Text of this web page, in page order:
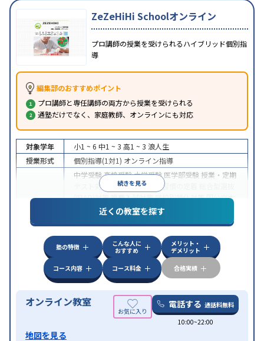
ZeZeHiHi Schoolオンライン
プロ講師の授業を受けられるハイブリッド個別指
導
編集部のおすすめポイント
プロ講師と専任講師の両方から授業を受けられる
通塾だけでなく、家庭教師、オンラインにも対応
続きを見る
対象学年 小1 ~ 6 中1 ~ 3 高1 ~ 3 浪人生
授業形式
個別指導(1対1) オンライン指導
中学受験高校受験大学受験 医学部受験 授業・定期
テスト対策
内申点対策 学習習慣の定着
(旧AO)対策推薦入試対策学校別特化対策国公立大
私大対策共通テスト対策
英語・英会話特化
特徴
中高一貫校生に対応授業の振替可能 不登校生に対
オンライン対応 1科目から受講可能季節講習の
みの受講可
自習室あり
近くの教室を探す
塾の特徴
こんな人に
おすすめ
メリット・
デメリット
コース内容
コース料金 合格実績
オンライン教室 電話する 通話料無料
10:00~22:00
地図を見る